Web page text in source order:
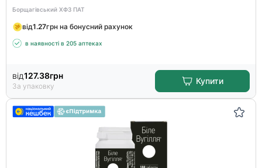
Борщагівський ХФЗ ПАТ
від1.27грн на бонусний рахунок
в наявності в 205 аптеках
від127.38грн
За упаковку
Купити